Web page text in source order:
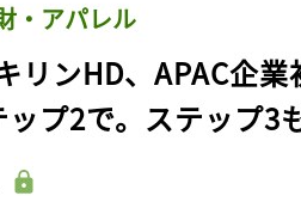
・アパレル
リンHD、APAC企
ップ2で。ステップ3
ログイン